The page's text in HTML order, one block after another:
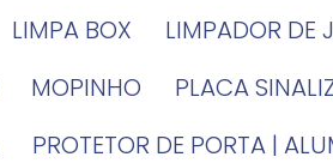
LIMPA BOX LIMPADOR
MOPINHO PLACA
PROTETOR DE PORTA |